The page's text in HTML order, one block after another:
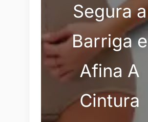
Segura a
Barriga e
Afina A
Cintura